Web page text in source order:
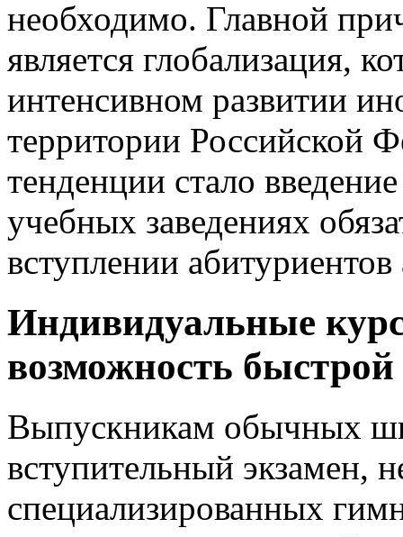
необходимо. Главной
является глобализация,
интенсивном развитии
территории Российской
тенденции стало
учебных заведениях
вступлении
Индивидуальные
возможность быстрой
Выпускникам обычных
вступительный экзамен,
специализированных